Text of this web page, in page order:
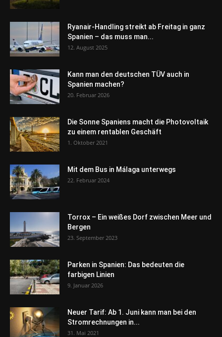
Ryanair-Handling streikt ab Freitag in ganz
Spanien – das muss man...
12. August 2025
Kann man den deutschen TÜV auch in
Spanien machen?
20. Februar 2026
Die Sonne Spaniens macht die Photovoltaik
zu einem rentablen Geschäft
1. Oktober 2021
Mit dem Bus in Málaga unterwegs
22. Februar 2024
Torrox – Ein weißes Dorf zwischen Meer und
Bergen
23. September 2023
Parken in Spanien: Das bedeuten die
farbigen Linien
9. Januar 2026
Neuer Tarif: Ab 1. Juni kann man bei den
Stromrechnungen in...
31. Mai 2021